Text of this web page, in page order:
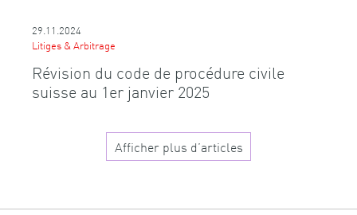
29.11.2024
Litiges & Arbitrage
Révision du code de procédure civile
suisse au 1er janvier 2025
Afficher plus d’articles